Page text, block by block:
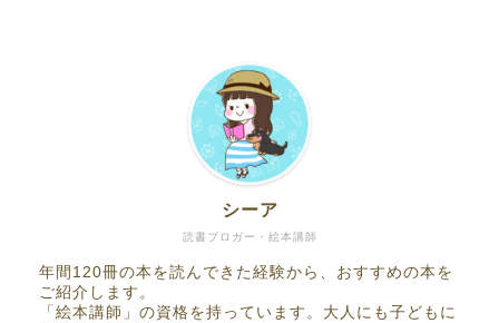
読書ブロガー・絵本講師
シーア
年間120冊の本を読んできた経験から、おすすめの本を
ご紹介します。
「絵本講師」の資格を持っています。大人にも子どもに